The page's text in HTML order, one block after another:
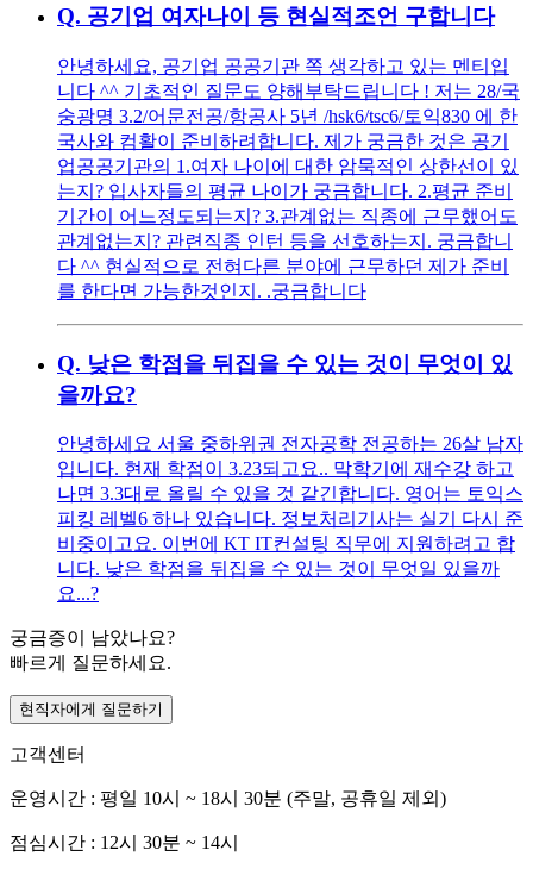
Q. 공기업 여자나이 등 현실적조언 구합니다
안녕하세요, 공기업 공공기관 쪽 생각하고 있는 멘티입
니다 ^^ 기초적인 질문도 양해부탁드립니다 ! 저는 28/국
숭광명 3.2/어문전공/항공사 5년 /hsk6/tsc6/토익830 에 한
국사와 컴활이 준비하려합니다. 제가 궁금한 것은 공기
업공공기관의 1.여자 나이에 대한 암묵적인 상한선이 있
는지? 입사자들의 평균 나이가 궁금합니다. 2.평균 준비
기간이 어느정도되는지? 3.관계없는 직종에 근무했어도
관계없는지? 관련직종 인턴 등을 선호하는지. 궁금합니
다 ^^ 현실적으로 전혀다른 분야에 근무하던 제가 준비
를 한다면 가능한것인지. .궁금합니다
Q. 낮은 학점을 뒤집을 수 있는 것이 무엇이 있
을까요?
안녕하세요 서울 중하위권 전자공학 전공하는 26살 남자
입니다. 현재 학점이 3.23되고요.. 막학기에 재수강 하고
나면 3.3대로 올릴 수 있을 것 같긴합니다. 영어는 토익스
피킹 레벨6 하나 있습니다. 정보처리기사는 실기 다시 준
비중이고요. 이번에 KT IT컨설팅 직무에 지원하려고 합
니다. 낮은 학점을 뒤집을 수 있는 것이 무엇일 있을까
요...?
궁금증이 남았나요?
빠르게 질문하세요.
현직자에게 질문하기
고객센터
운영시간 : 평일 10시 ~ 18시 30분 (주말, 공휴일 제외)
점심시간 : 12시 30분 ~ 14시